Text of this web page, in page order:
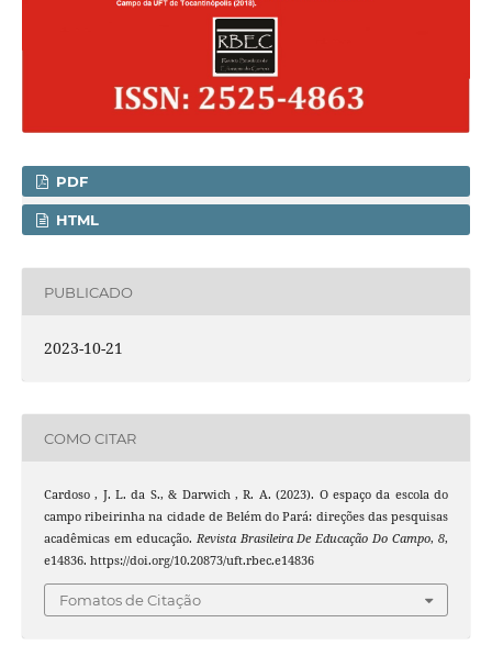
PDF
HTML
PUBLICADO
2023-10-21
COMO CITAR
Cardoso , J. L. da S., & Darwich , R. A. (2023). O espaço da escola do
campo ribeirinha na cidade de Belém do Pará: direções das pesquisas
acadêmicas em educação. Revista Brasileira De Educação Do Campo,8,
e14836. https://doi.org/10.20873/uft.rbec.e14836
Fomatos de Citação